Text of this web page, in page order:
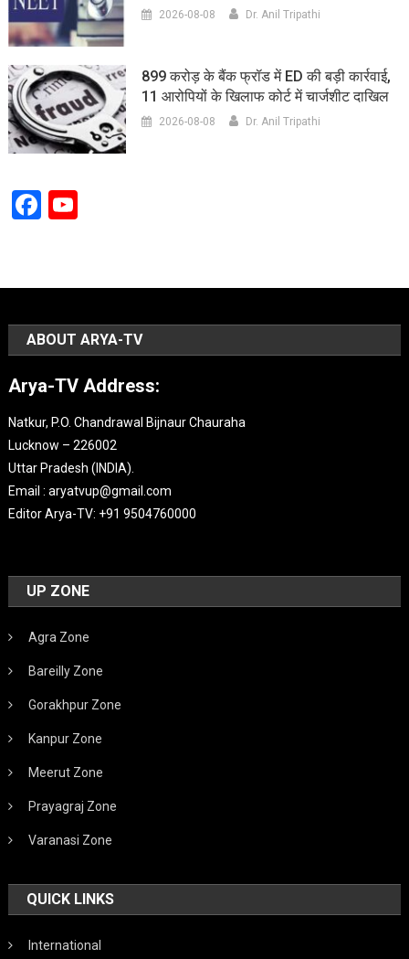
2026-08-08 Dr. Anil Tripathi
899 करोड़ के बैंक फ्रॉड में ED की बड़ी कार्रवाई,
11 आरोपियों के खिलाफ कोर्ट में चार्जशीट दाखिल
2026-08-08 Dr. Anil Tripathi
Facebook
YouTube
ABOUT ARYA-TV
Arya-TV Address:
Natkur, P.O. Chandrawal Bijnaur Chauraha
Lucknow – 226002
Uttar Pradesh (INDIA).
Email : aryatvup@gmail.com
Editor Arya-TV: +91 9504760000
UP ZONE
Agra Zone
Bareilly Zone
Gorakhpur Zone
Kanpur Zone
Meerut Zone
Prayagraj Zone
Varanasi Zone
QUICK LINKS
International